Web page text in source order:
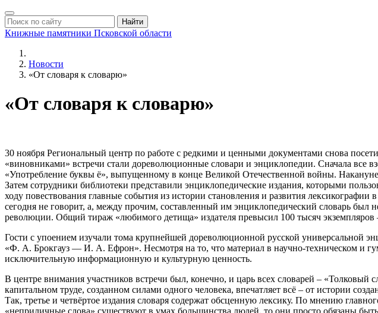
Найти
Книжные памятники Псковской области
Новости
«От словаря к словарю»
«От словаря к словарю»
30 ноября Региональный центр по работе с редкими и ценными документами снова
«виновниками» встречи стали дореволюционные словари и энциклопедии. Сначала все
«Употребление буквы ё», выпущенному в конце Великой Отечественной войны. Накануне
Затем сотрудники библиотеки представили энциклопедические издания, которыми
ходу повествования главные события из истории становления и развития
сегодня не говорит, а, между прочим, составленный им энциклопедический словарь был
революции. Общий тираж «любимого детища» издателя превысил 100 тысяч экземпляров
Гости с упоением изучали тома крупнейшей дореволюционной русской универсальной
«Ф. А. Брокгауз — И. А. Ефрон». Несмотря на то, что материал в научно-техническом и
исключительную информационную и культурную ценность.
В центре внимания участников встречи был, конечно, и царь всех словарей – «Толковый
капитальном труде, созданном силами одного человека, впечатляет всё – от истории
Так, третье и четвёртое издания словаря содержат обсценную лексику. По мнению
«неприличные слова» существуют в умах большинства людей, то они просто обязаны